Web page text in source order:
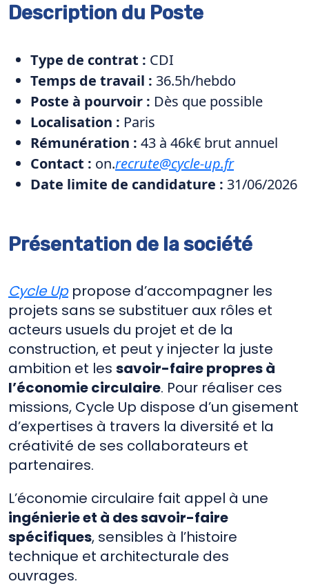
Description du Poste
Type de contrat : CDI
Temps de travail : 36.5h/hebdo
Poste à pourvoir : Dès que possible
Localisation : Paris
Rémunération : 43 à 46k€ brut annuel
Contact : on.recrute@cycle-up.fr
Date limite de candidature : 31/06/2026
Présentation de la société
Cycle Uppropose d’accompagner les
projets sans se substituer aux rôles et
acteurs usuels du projet et de la
construction, et peut y injecter la juste
ambition et les savoir-faire propres à
l’économie circulaire. Pour réaliser ces
missions, Cycle Up dispose d’un gisement
d’expertises à travers la diversité et la
créativité de ses collaborateurs et
partenaires.
L’économie circulaire fait appel à une
ingénierie et à des savoir-faire
spécifiques, sensibles à l’histoire
technique et architecturale des
ouvrages.